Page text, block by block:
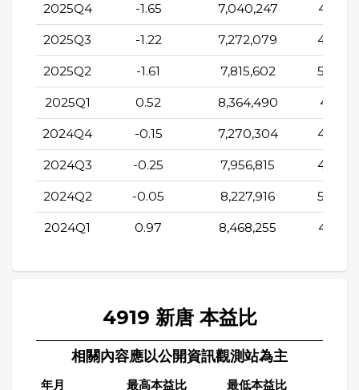
2025Q4 -1.65 7,040,247
2025Q3 -1.22 7,272,079
2025Q2 -1.61 7,815,602
2025Q1 0.52 8,364,490
2024Q4 -0.15 7,270,304
2024Q3 -0.25 7,956,815
2024Q2 -0.05 8,227,916
2024Q1 0.97 8,468,255
4919 新唐 本益比
相關內容應以公開資訊觀測站為主
年月 最高本益比 最低本益比